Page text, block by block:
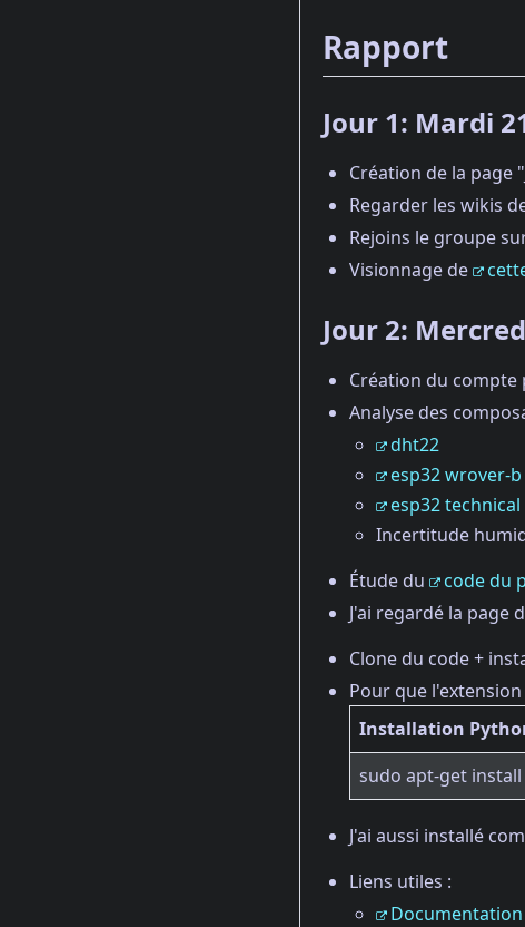
Rapport
Jour 1: Mardi
Création de la page
Regarder les wikis
Rejoins le groupe
Visionnage de
Jour 2:
Création du compte
Analyse des
dht22
esp32 wrover-b
esp32
Incertitude
Étude du
code du
J'ai regardé la page
Clone du code +
Pour que
Installation
sudo apt-get
J'ai aussi installé
Liens utiles :
Documentation